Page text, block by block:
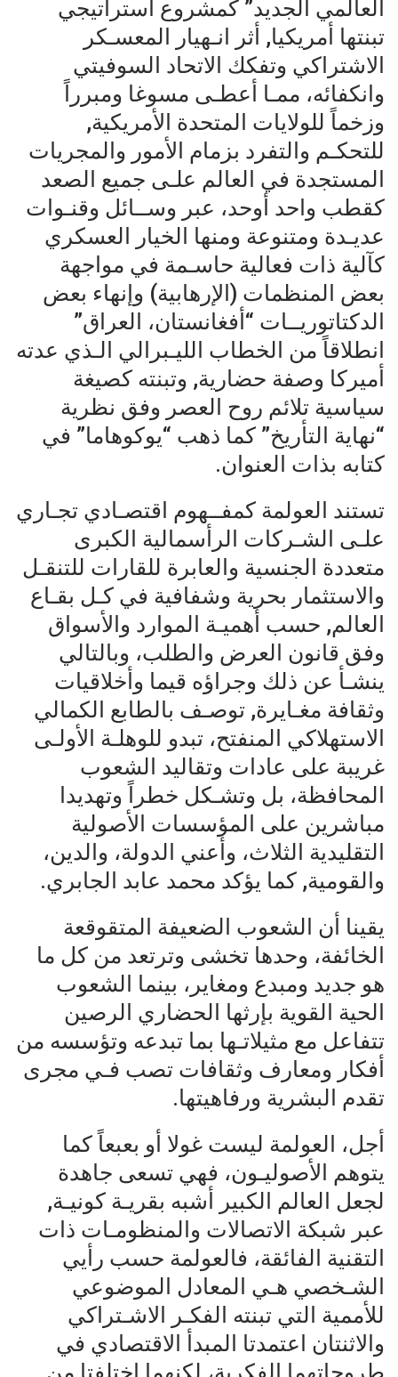
العالمي الجديد” كمشروع استراتيجي
تبنتها أمريكيا, أثر انـهيار المعسـكر
الاشتراكي وتفكك الاتحاد السوفيتي
وانكفائه، ممـا أعطـى مسوغا ومبرراً
وزخماً للولايات المتحدة الأمريكية,
للتحكـم والتفرد بزمام الأمور والمجريات
المستجدة في العالم علـى جميع الصعد
كقطب واحد أوحد، عبر وســائل وقنـوات
عديـدة ومتنوعة ومنها الخيار العسكري
كآلية ذات فعالية حاسـمة في مواجهة
بعض المنظمات (الإرهابية) وإنهاء بعض
الدكتاتوريــات “أفغانستان، العراق”
انطلاقاً من الخطاب الليـبرالي الـذي عدته
أميركا وصفة حضارية, وتبنته كصيغة
سياسية تلائم روح العصر وفق نظرية
“نهاية التأريخ” كما ذهب “يوكوهاما” في
كتابه بذات العنوان.
تستند العولمة كمفــهوم اقتصـادي تجـاري
علـى الشـركات الرأسمالية الكبرى
متعددة الجنسية والعابرة للقارات للتنقـل
والاستثمار بحرية وشفافية في كـل بقـاع
العالم, حسب أهميـة الموارد والأسواق
وفق قانون العرض والطلب، وبالتالي
ينشـأ عن ذلك وجراؤه قيما وأخلاقيات
وثقافة مغـايرة, توصـف بالطابع الكمالي
الاستهلاكي المنفتح، تبدو للوهلـة الأولـى
غريبة على عادات وتقاليد الشعوب
المحافظة، بل وتشـكل خطراً وتهديدا
مباشرين على المؤسسات الأصولية
التقليدية الثلاث، وأعني الدولة، والدين،
والقومية, كما يؤكد محمد عابد الجابري.
يقينا أن الشعوب الضعيفة المتقوقعة
الخائفة، وحدها تخشى وترتعد من كل ما
هو جديد ومبدع ومغاير، بينما الشعوب
الحية القوية بإرثها الحضاري الرصين
تتفاعل مع مثيلاتـها بما تبدعه وتؤسسه من
أفكار ومعارف وثقافات تصب فـي مجرى
تقدم البشرية ورفاهيتها.
أجل، العولمة ليست غولا أو بعبعاً كما
يتوهم الأصوليـون، فهي تسعى جاهدة
لجعل العالم الكبير أشبه بقريـة كونيـة,
عبر شبكة الاتصالات والمنظومـات ذات
التقنية الفائقة، فالعولمة حسب رأيي
الشـخصي هـي المعادل الموضوعي
للأممية التي تبنته الفكـر الاشـتراكي
والاثنتان اعتمدتا المبدأ الاقتصادي في